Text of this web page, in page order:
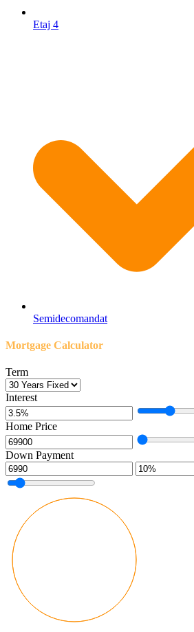
Etaj 4
Semidecomandat
Mortgage Calculator
Term
Interest
Home Price
Down Payment